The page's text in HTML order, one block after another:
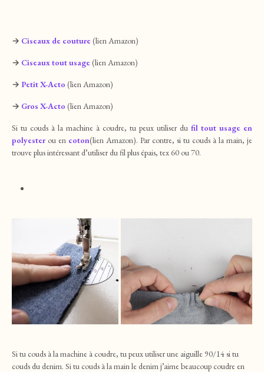
→ Ciseaux de couture (lien Amazon)
→ Ciseaux tout usage (lien Amazon)
→ Petit X-Acto (lien Amazon)
→ Gros X-Acto (lien Amazon)
Si tu couds à la machine à coudre, tu peux utiliser du fil tout usage en
polyester ou en coton(lien Amazon). Par contre, si tu couds à la main, je
trouve plus intéressant d’utiliser du fil plus épais, tex 60 ou 70.
Si tu couds à la machine à coudre, tu peux utiliser une aiguille 90/14 si tu
couds du denim. Si tu couds à la main le denim j’aime beaucoup coudre en